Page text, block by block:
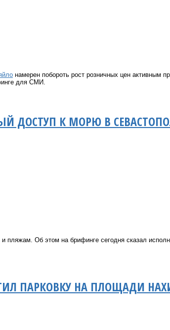
намерен побороть рост розничных цен активным
для СМИ.
ДОСТУП К МОРЮ В
пляжам. Об этом на брифинге сегодня сказал
ПАРКОВКУ НА ПЛОЩАДИ